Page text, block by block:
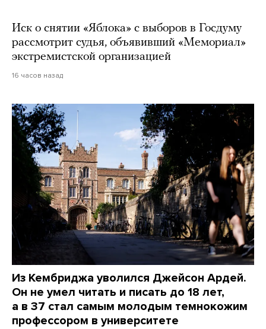
Иск о снятии «Яблока» с выборов в Госдуму
рассмотрит судья, объявивший «Мемориал»
экстремистской организацией
16 часов назад
Из Кембриджа уволился Джейсон Ардей.
Он не умел читать и писать до 18 лет,
а в 37 стал самым молодым темнокожим
профессором в университете